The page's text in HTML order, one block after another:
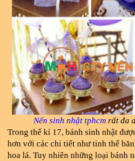
Nến sinh nhật tphcm rất đa
Trong thế kỉ 17, bánh sinh nhật
hơn với các chi tiết như tinh thể
hoa lá. Tuy nhiên những loại bánh